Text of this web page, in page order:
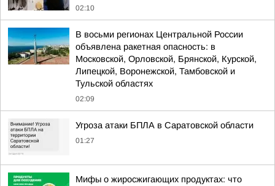
02:10
В восьми регионах Центральной России
объявлена ракетная опасность: в
Московской, Орловской, Брянской, Курской,
Липецкой, Воронежской, Тамбовской и
Тульской областях
02:09
Угроза атаки БПЛА в Саратовской области
01:27
Мифы о жиросжигающих продуктах: что